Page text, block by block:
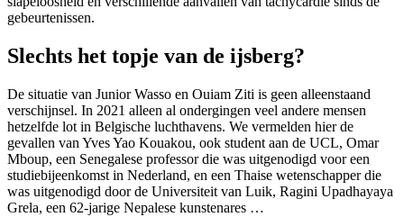
gebeurtenissen.
Slechts het topje van de ijsberg?
De situatie van Junior Wasso en Ouiam Ziti is geen alleenstaand
verschijnsel. In 2021 alleen al ondergingen veel andere mensen
hetzelfde lot in Belgische luchthavens. We vermelden hier de
gevallen van Yves Yao Kouakou, ook student aan de UCL, Omar
Mboup, een Senegalese professor die was uitgenodigd voor een
studiebijeenkomst in Nederland, en een Thaise wetenschapper die
was uitgenodigd door de Universiteit van Luik, Ragini Upadhayaya
Grela, een 62-jarige Nepalese kunstenares …